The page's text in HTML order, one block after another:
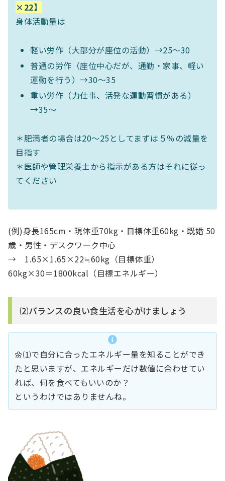
×22】
身体活動量は
軽い労作（大部分が座位の活動）→25〜30
普通の労作（座位中心だが、通勤・家事、軽い
運動を行う）→30〜35
重い労作（力仕事、活発な運動習慣がある）
→35〜
＊肥満者の場合は20〜25としてまずは５％の減量を
目指す
＊医師や管理栄養士から指示がある方はそれに従っ
てください
(例)身長165cm・現体重70kg・目標体重60kg・既婚 50
歳・男性・デスクワーク中心
→ 1.65×1.65×22≒60kg（目標体重）
60kg×30＝1800kcal（目標エネルギー）
⑵バランスの良い食生活を心がけましょう
🌼⑴で自分に合ったエネルギー量を知ることができ
たと思いますが、エネルギーだけ数値に合わせてい
れば、何を食べてもいいのか？
というわけではありませんね。